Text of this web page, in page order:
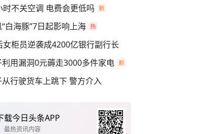
时不关空调 电费会更低吗
白海豚”7日起影响上海
女柜员逆袭成4200亿银行副行长
利用漏洞0元薅走3000多件家电
从行驶货车上跳下 警方介入
载今日头条APP
最热资讯内容